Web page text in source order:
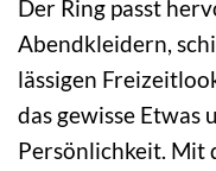
Der Ring passt
Abendkleidern,
lässigen
das gewisse
Persönlichkeit. Mit